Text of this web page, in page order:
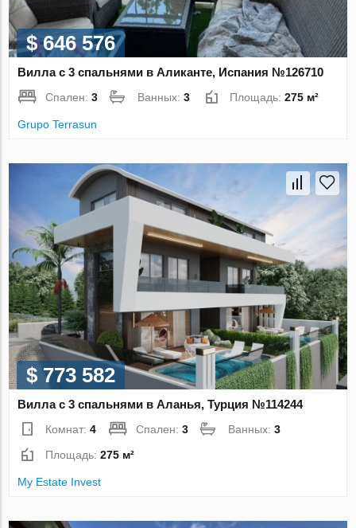
$ 646 576
Вилла с 3 спальнями в Аликанте, Испания №126710
Спален:3 Ванных:3 Площадь:275 м²
Grupo Terrasun
$ 773 582
Вилла с 3 спальнями в Аланья, Турция №114244
Комнат:4 Спален:3 Ванных:3
Площадь:275 м²
My Estate Invest